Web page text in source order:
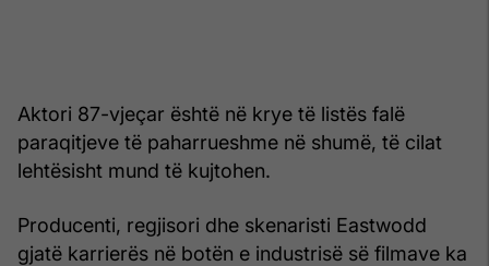
Aktori 87-vjeçar është në krye të listës falë
paraqitjeve të paharrueshme në shumë, të cilat
lehtësisht mund të kujtohen.
Producenti, regjisori dhe skenaristi Eastwodd
gjatë karrierës në botën e industrisë së filmave ka